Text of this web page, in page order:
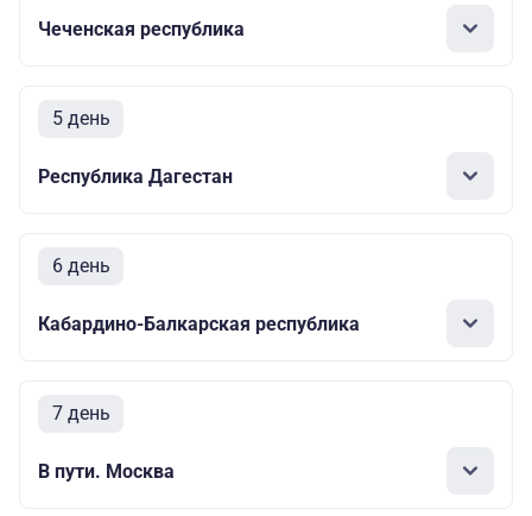
Чеченская республика
5 день
Республика Дагестан
6 день
Кабардино-Балкарская республика
7 день
В пути. Москва